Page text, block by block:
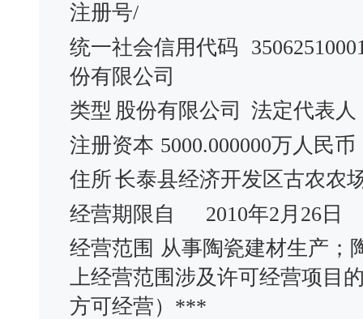
注册号/
统一社会信用代码
份有限公司
类型 股份有限公司
法定代表人
注册资本 5000.000000万人民币
住所长泰县经济开发区古农农
经营期限自
2010年2月26日
经营范围 从事陶瓷建材生产；
上经营范围涉及许可经营项目
方可经营）***